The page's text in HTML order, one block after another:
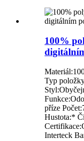
100%
Typ
příze
Hustota:*
Interteck